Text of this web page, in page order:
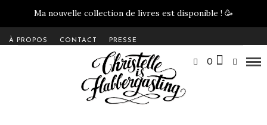
Ma nouvelle collection de livres est disponible ! 🥳
À PROPOS CONTACT PRESSE
0